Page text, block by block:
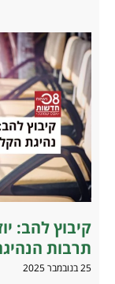
קיבוץ להב:
תרבות
25 בנובמבר 2025